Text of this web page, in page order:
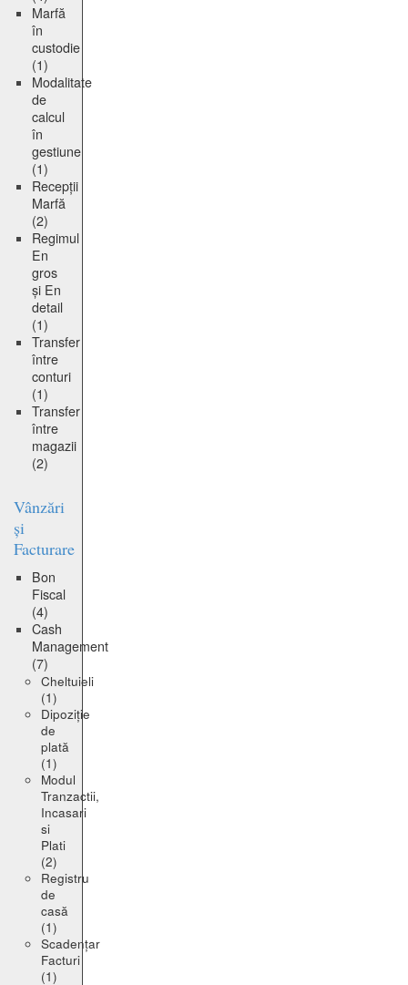
Marfă
în
custodie
(1)
Modalitate
de
calcul
în
gestiune
(1)
Recepții
Marfă
(2)
Regimul
En
gros
și En
detail
(1)
Transfer
între
conturi
(1)
Transfer
între
magazii
(2)
Vânzări
și
Facturare
Bon
Fiscal
(4)
Cash
Management
(7)
Cheltuieli
(1)
Dipoziție
de
plată
(1)
Modul
Tranzactii,
Incasari
si
Plati
(2)
Registru
de
casă
(1)
Scadențar
Facturi
(1)